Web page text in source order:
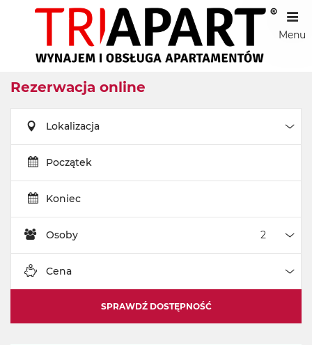
Menu
Rezerwacja online
Lokalizacja
Początek
Koniec
Osoby
Cena
SPRAWDŹ DOSTĘPNOŚĆ